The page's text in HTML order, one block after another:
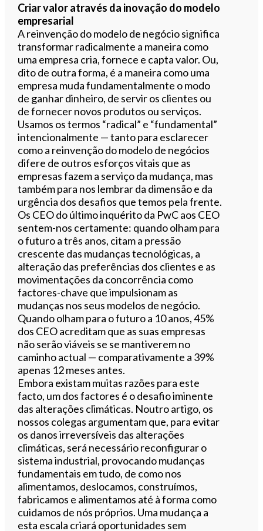
Criar valor através da inovação do modelo
empresarial
A reinvenção do modelo de negócio significa
transformar radicalmente a maneira como
uma empresa cria, fornece e capta valor. Ou,
dito de outra forma, é a maneira como uma
empresa muda fundamentalmente o modo
de ganhar dinheiro, de servir os clientes ou
de fornecer novos produtos ou serviços.
Usamos os termos “radical” e “fundamental”
intencionalmente — tanto para esclarecer
como a reinvenção do modelo de negócios
difere de outros esforços vitais que as
empresas fazem a serviço da mudança, mas
também para nos lembrar da dimensão e da
urgência dos desafios que temos pela frente.
Os CEO do último inquérito da PwC aos CEO
sentem-nos certamente: quando olham para
o futuro a três anos, citam a pressão
crescente das mudanças tecnológicas, a
alteração das preferências dos clientes e as
movimentações da concorrência como
factores-chave que impulsionam as
mudanças nos seus modelos de negócio.
Quando olham para o futuro a 10 anos, 45%
dos CEO acreditam que as suas empresas
não serão viáveis se se mantiverem no
caminho actual — comparativamente a 39%
apenas 12 meses antes.
Embora existam muitas razões para este
facto, um dos factores é o desafio iminente
das alterações climáticas. Noutro artigo, os
nossos colegas argumentam que, para evitar
os danos irreversíveis das alterações
climáticas, será necessário reconfigurar o
sistema industrial, provocando mudanças
fundamentais em tudo, de como nos
alimentamos, deslocamos, construímos,
fabricamos e alimentamos até à forma como
cuidamos de nós próprios. Uma mudança a
esta escala criará oportunidades sem